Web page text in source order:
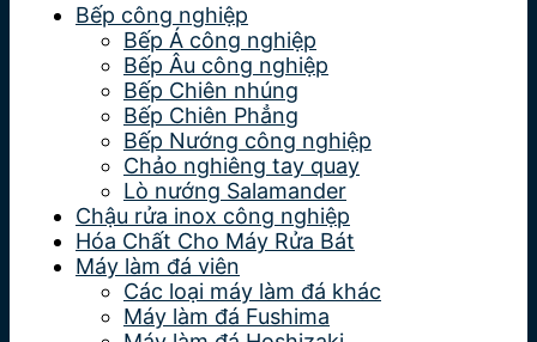
Bếp công nghiệp
Bếp Á công nghiệp
Bếp Âu công nghiệp
Bếp Chiên nhúng
Bếp Chiên Phẳng
Bếp Nướng công nghiệp
Chảo nghiêng tay quay
Lò nướng Salamander
Chậu rửa inox công nghiệp
Hóa Chất Cho Máy Rửa Bát
Máy làm đá viên
Các loại máy làm đá khác
Máy làm đá Fushima